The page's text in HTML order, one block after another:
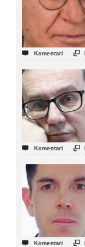
 Komentari 
 Komentari 
 Komentari 